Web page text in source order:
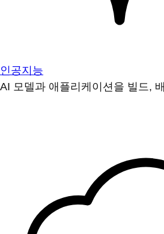
인공지능
AI 모델과 애플리케이션을 빌드,